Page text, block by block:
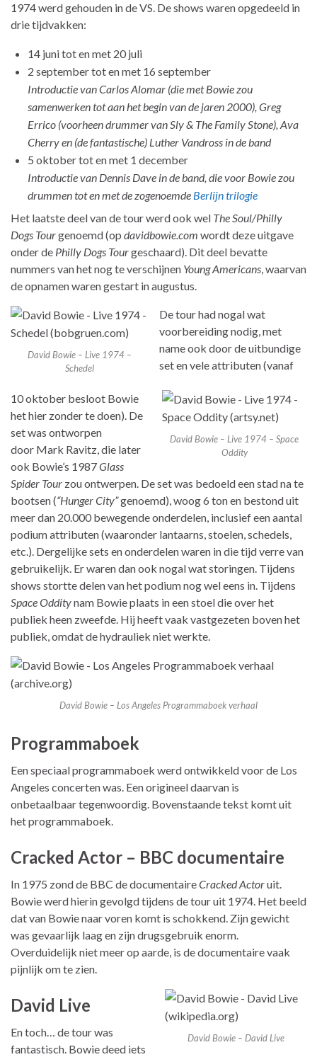
1974 werd gehouden in de VS. De shows waren opgedeeld in
drie tijdvakken:
14 juni tot en met 20 juli
2 september tot en met 16 september
Introductie van Carlos Alomar (die met Bowie zou
samenwerken tot aan het begin van de jaren 2000), Greg
Errico (voorheen drummer van Sly & The Family Stone), Ava
Cherry en (de fantastische) Luther Vandross in de band
5 oktober tot en met 1 december
Introductie van Dennis Dave in de band, die voor Bowie zou
drummen tot en met de zogenoemde Berlijn trilogie
Het laatste deel van de tour werd ook wel The Soul/Philly
Dogs Tourgenoemd (op davidbowie.com wordt deze uitgave
onder de Philly Dogs Tourgeschaard). Dit deel bevatte
nummers van het nog te verschijnen Young Americans, waarvan
de opnamen waren gestart in augustus.
David Bowie – Live 1974 –
Schedel
David Bowie – Live 1974 – Space
Oddity
De tour had nogal wat
voorbereiding nodig, met
name ook door de uitbundige
set en vele attributen (vanaf
10 oktober besloot Bowie
het hier zonder te doen). De
set was ontworpen
door Mark Ravitz, die later
ook Bowie’s 1987Glass
Spider Tour zou ontwerpen. De set was bedoeld een stad na te
bootsen (“Hunger City”genoemd), woog 6 ton en bestond uit
meer dan 20.000 bewegende onderdelen, inclusief een aantal
podium attributen (waaronder lantaarns, stoelen, schedels,
etc.). Dergelijke sets en onderdelen waren in die tijd verre van
gebruikelijk. Er waren dan ook nogal wat storingen. Tijdens
shows stortte delen van het podium nog wel eens in. Tijdens
Space Odditynam Bowie plaats in een stoel die over het
publiek heen zweefde. Hij heeft vaak vastgezeten boven het
publiek, omdat de hydrauliek niet werkte.
David Bowie – Los Angeles Programmaboek verhaal
Programmaboek
Een speciaal programmaboek werd ontwikkeld voor de Los
Angeles concerten was. Een origineel daarvan is
onbetaalbaar tegenwoordig. Bovenstaande tekst komt uit
het programmaboek.
Cracked Actor – BBC documentaire
In 1975 zond de BBC de documentaireCracked Actoruit.
Bowie werd hierin gevolgd tijdens de tour uit 1974. Het beeld
dat van Bowie naar voren komt is schokkend. Zijn gewicht
was gevaarlijk laag en zijn drugsgebruik enorm.
Overduidelijk niet meer op aarde, is de documentaire vaak
pijnlijk om te zien.
David Bowie – David Live
David Live
En toch… de tour was
fantastisch. Bowie deed iets